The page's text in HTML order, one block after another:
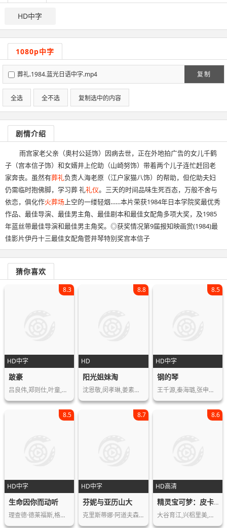
HD中字
1080p中字
复制
葬礼.1984.蓝光日语中字.mp4
全选 全不选 复制选中的内容
剧情介绍
雨宫家老父亲（奥村公延饰）因病去世，正在外地拍广告的女儿千鹤
子（宫本信子饰）和女婿井上佗助（山崎努饰）带着两个儿子连忙赶回老
家奔丧。虽然有葬礼负责人海老原（江户家猫八饰）的帮助，但佗助夫妇
仍需临时抱佛脚，学习葬 礼礼仪。三天的时间品味生死百态，万般不舍与
依恋，俱化作火葬场 上空的一缕轻烟……本片荣获1984年日本学院奖最优秀
作品、最佳导演、最佳男主角、最佳剧本和最佳女配角多项大奖，及1985
年蓝丝带最佳导演和最佳男主角奖。◎获奖情况第9届报知映画赏(1984)最
佳影片伊丹十三最佳女配角菅井琴特别奖宫本信子
猜你喜欢
HD中字
8.3
跛豪
吕良伟,郑则仕,叶童,叶子楣,李子雄,吴…
HD
8.8
阳光姐妹淘
沈恩敬,闵孝琳,姜素拉,南宝拉,陈熙琼,…
HD中字
8.5
钢的琴
王千源,秦海璐,张申英,刘谦,罗二羊,国…
HD中字
8.5
生命因你而动听
理查德·德莱福斯,格伦妮·海德利,杰·…
HD中字
8.7
芬妮与亚历山大
克里斯蒂娜·阿道夫森,伯杰·阿斯特,佩…
HD高清
8.6
精灵宝可梦：皮卡丘的暑假
大谷育江,兴梠里美,爱河里花子,林原惠…